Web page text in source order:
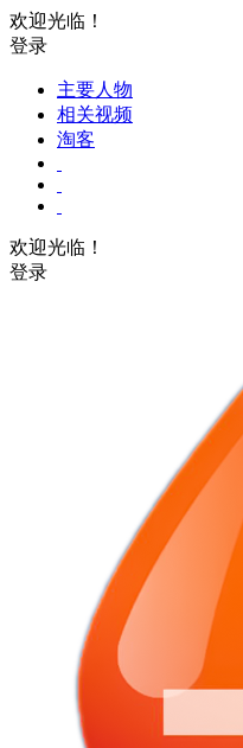
欢迎光临！
登录
主要人物
相关视频
淘客
欢迎光临！
登录